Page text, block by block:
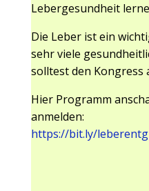
Lebergesundheit
Die Leber ist ein
sehr viele
solltest den Kongress
Hier Programm
anmelden:
https://bit.ly/